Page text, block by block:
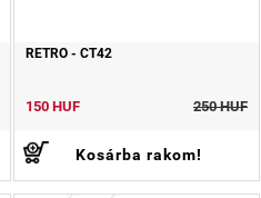
RETRO - CT42
150 HUF 250 HUF
Kosárba rakom!